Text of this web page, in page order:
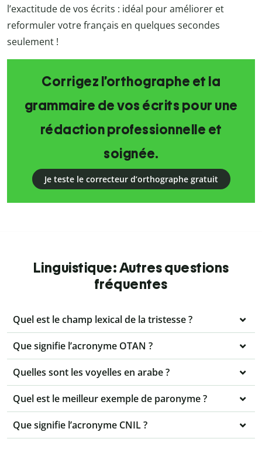
l’exactitude de vos écrits : idéal pour améliorer et
reformuler votre français en quelques secondes
seulement !
Corrigez l’orthographe et la
grammaire de vos écrits pour une
rédaction professionnelle et
soignée.
Je teste le correcteur d’orthographe gratuit
Linguistique: Autres questions
fréquentes
Quel est le champ lexical de la tristesse ?
Que signifie l’acronyme OTAN ?
Quelles sont les voyelles en arabe ?
Quel est le meilleur exemple de paronyme ?
Que signifie l’acronyme CNIL ?